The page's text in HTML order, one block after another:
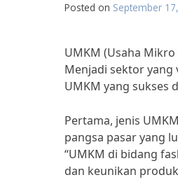
Posted on September
UMKM (Usaha
Menjadi sektor yang
UMKM yang sukses
Pertama, jenis
pangsa pasar yang
“UMKM di bidang
dan keunikan